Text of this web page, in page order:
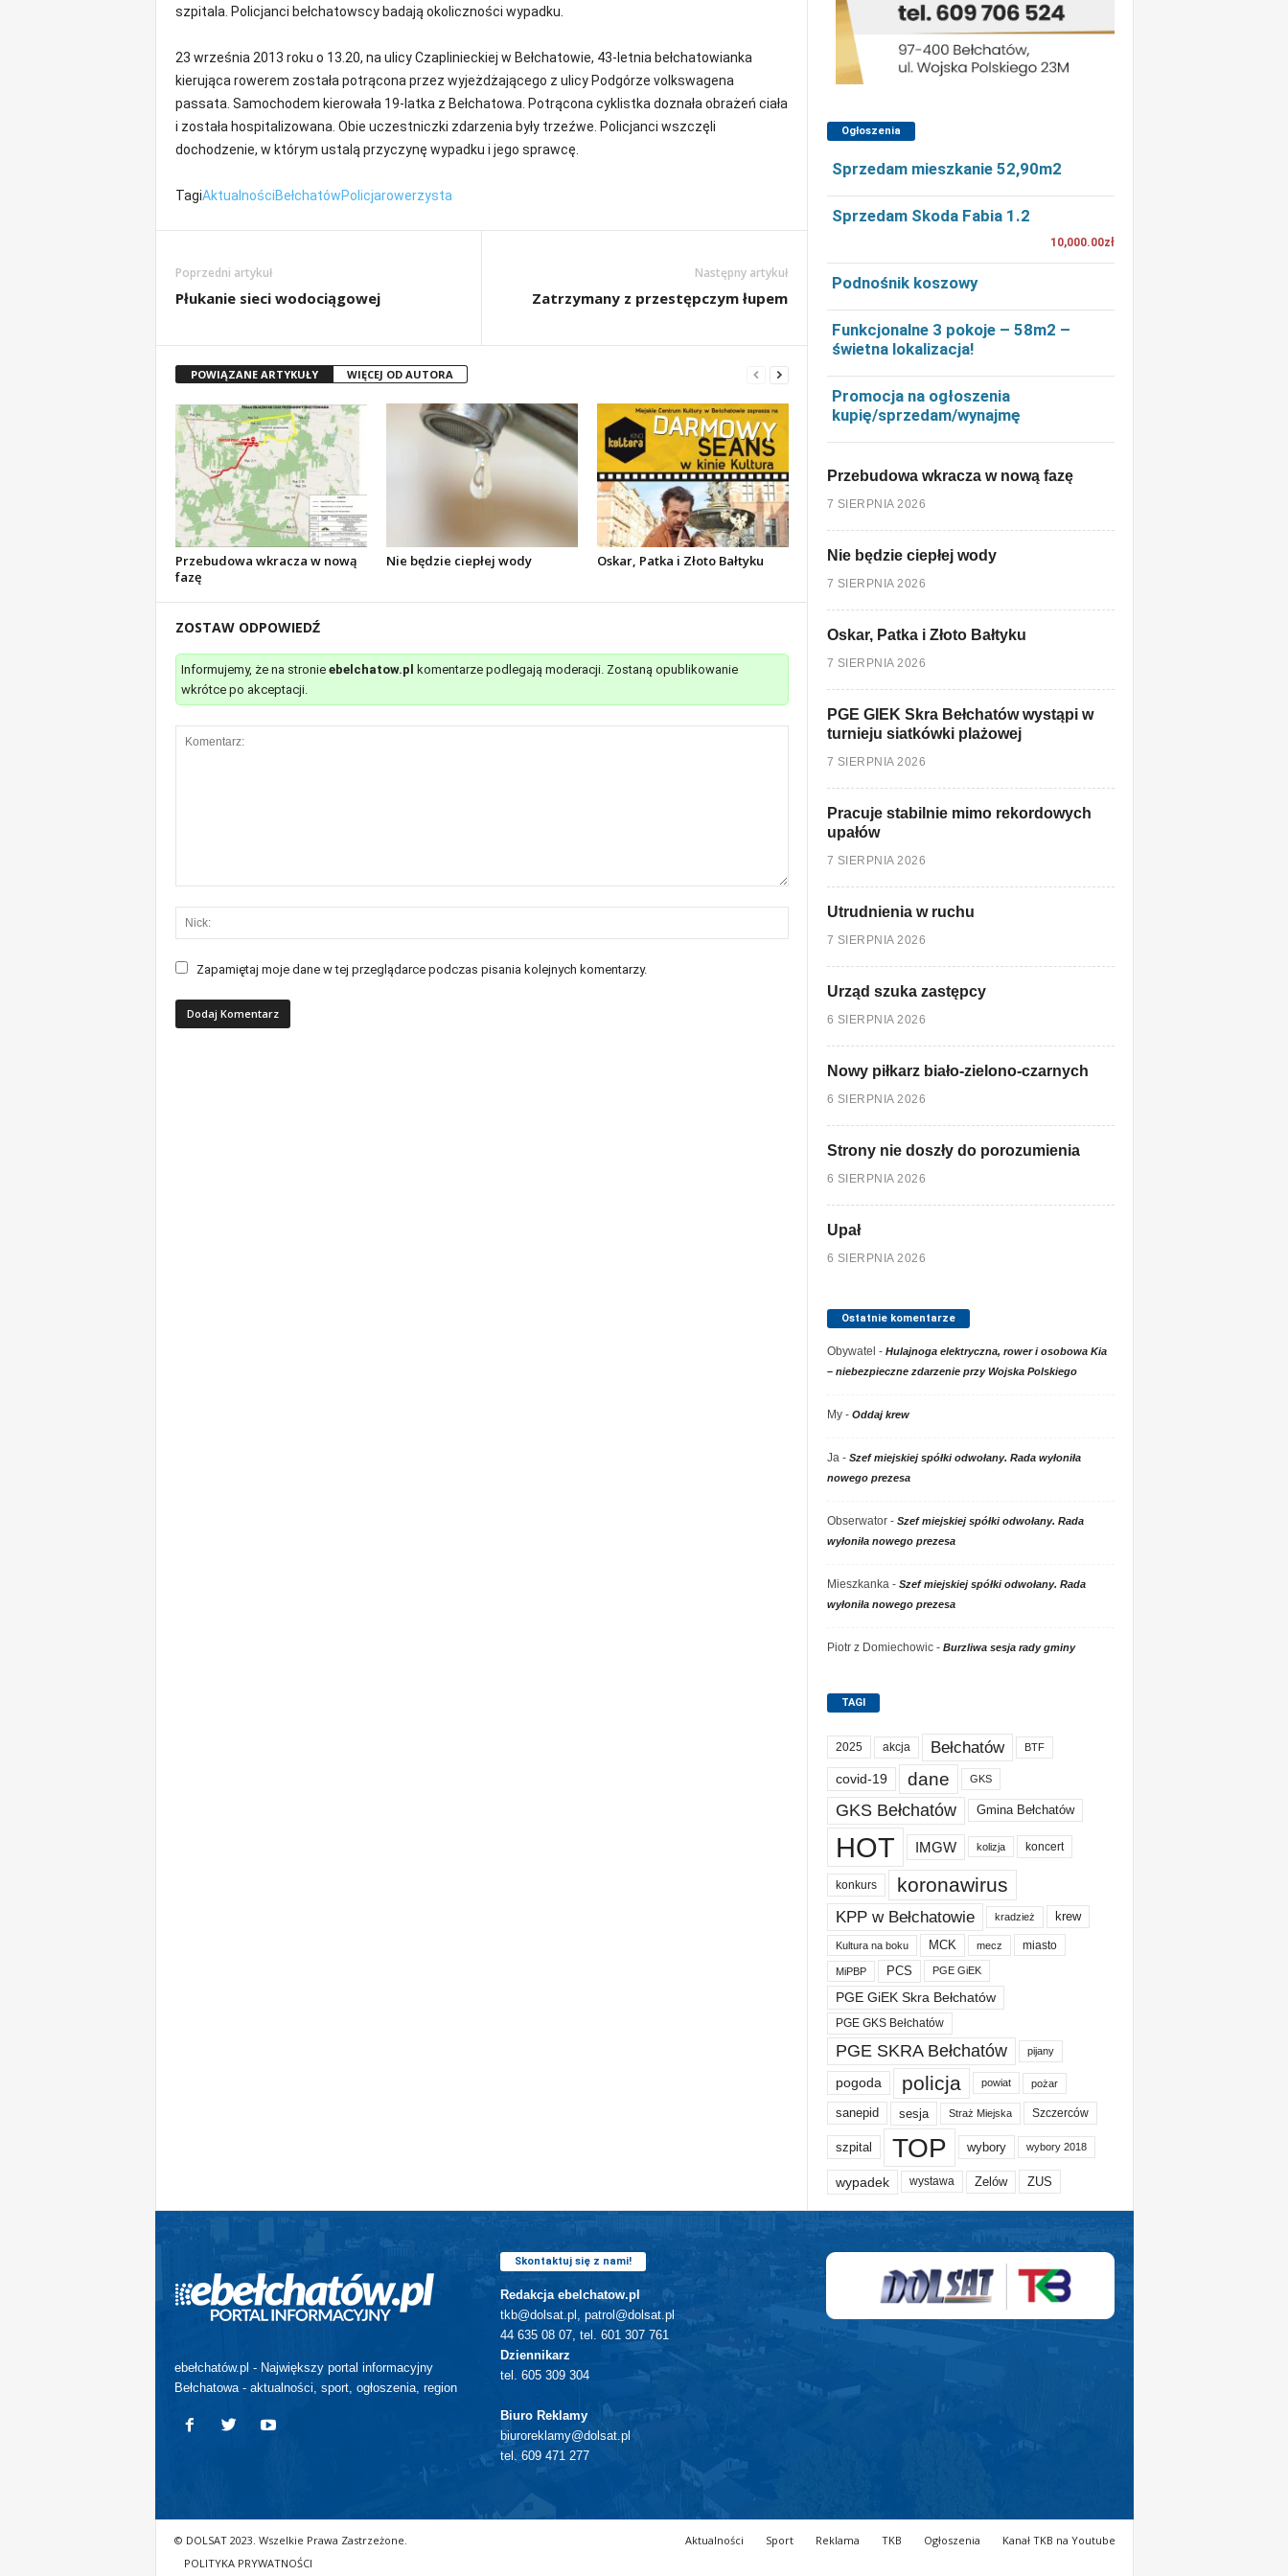
n
szpitala. Policjanci bełchatowscy badają okoliczności wypadku.
23 września 2013 roku o 13.20, na ulicy Czaplinieckiej w Bełchatowie, 43-letnia bełchatowianka
kierująca rowerem została potrącona przez wyjeżdżającego z ulicy Podgórze volkswagena
passata. Samochodem kierowała 19-latka z Bełchatowa. Potrącona cyklistka doznała obrażeń ciała
i została hospitalizowana. Obie uczestniczki zdarzenia były trzeźwe. Policjanci wszczęli
dochodzenie, w którym ustalą przyczynę wypadku i jego sprawcę.
TagiAktualnościBełchatówPolicjarowerzysta
Poprzedni artykuł
Płukanie sieci wodociągowej
Następny artykuł
Zatrzymany z przestępczym łupem
POWIĄZANE ARTYKUŁY WIĘCEJ OD AUTORA
Przebudowa wkracza w nową
fazę
Nie będzie ciepłej wody Oskar, Patka i Złoto Bałtyku
ZOSTAW ODPOWIEDŹ
Informujemy, że na stronie ebelchatow.pl
komentarze podlegają moderacji. Zostaną opublikowanie
wkrótce po akceptacji.
Zapamiętaj moje dane w tej przeglądarce podczas pisania kolejnych komentarzy.
Ogłoszenia
Sprzedam mieszkanie 52,90m2
Sprzedam Skoda Fabia 1.2
10,000.00zł
Podnośnik koszowy
Funkcjonalne 3 pokoje – 58m2 –
świetna lokalizacja!
Promocja na ogłoszenia
kupię/sprzedam/wynajmę
Przebudowa wkracza w nową fazę
7 SIERPNIA 2026
Nie będzie ciepłej wody
7 SIERPNIA 2026
Oskar, Patka i Złoto Bałtyku
7 SIERPNIA 2026
PGE GIEK Skra Bełchatów wystąpi w
turnieju siatkówki plażowej
7 SIERPNIA 2026
Pracuje stabilnie mimo rekordowych
upałów
7 SIERPNIA 2026
Utrudnienia w ruchu
7 SIERPNIA 2026
Urząd szuka zastępcy
6 SIERPNIA 2026
Nowy piłkarz biało-zielono-czarnych
6 SIERPNIA 2026
Strony nie doszły do porozumienia
6 SIERPNIA 2026
Upał
6 SIERPNIA 2026
Ostatnie komentarze
Obywatel - Hulajnoga elektryczna, rower i osobowa Kia
– niebezpieczne zdarzenie przy Wojska Polskiego
My- Oddaj krew
Ja- Szef miejskiej spółki odwołany. Rada wyłoniła
nowego prezesa
Obserwator- Szef miejskiej spółki odwołany. Rada
wyłoniła nowego prezesa
Mieszkanka- Szef miejskiej spółki odwołany. Rada
wyłoniła nowego prezesa
Piotr z Domiechowic- Burzliwa sesja rady gminy
TAGI
2025 akcja Bełchatów BTF
covid-19 dane GKS
GKS Bełchatów Gmina Bełchatów
HOT IMGW kolizja koncert
konkurs koronawirus
KPP w Bełchatowie kradzież krew
Kultura na boku MCK mecz miasto
MiPBP PCS PGE GiEK
PGE GiEK Skra Bełchatów
PGE GKS Bełchatów
PGE SKRA Bełchatów pijany
pogoda policja powiat pożar
sanepid sesja Straż Miejska Szczerców
szpital TOP wybory wybory 2018
wypadek wystawa Zelów ZUS
ebełchatów.pl - Największy portal informacyjny
Bełchatowa - aktualności, sport, ogłoszenia, region
Skontaktuj się z nami!
Redakcja ebelchatow.pl
tkb@dolsat.pl, patrol@dolsat.pl
44 635 08 07, tel. 601 307 761
Dziennikarz
tel. 605 309 304
Biuro Reklamy
biuroreklamy@dolsat.pl
tel. 609 471 277
Aktualności Sport Reklama TKB Ogłoszenia Kanał TKB na Youtube
© DOLSAT 2023. Wszelkie Prawa Zastrzeżone.
POLITYKA PRYWATNOŚCI